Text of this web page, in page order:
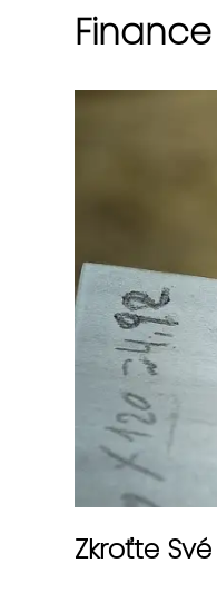
Finance
Zkroťte